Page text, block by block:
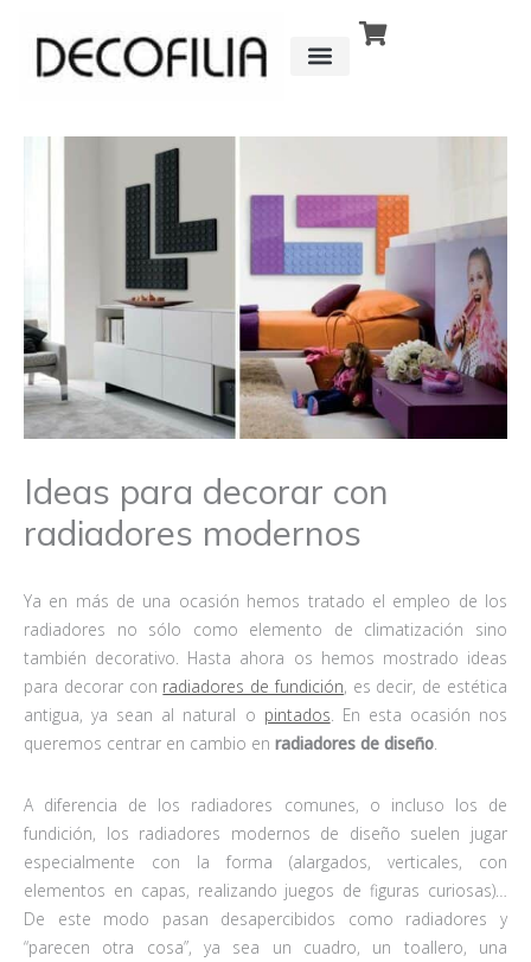
contenido
Ideas para decorar con
radiadores modernos
Ya en más de una ocasión hemos tratado el empleo de los
radiadores no sólo como elemento de climatización sino
también decorativo. Hasta ahora os hemos mostrado ideas
para decorar con radiadores de fundición, es decir, de estética
antigua, ya sean al natural o pintados . En esta ocasión nos
queremos centrar en cambio en radiadores de diseño
A diferencia de los radiadores comunes, o incluso los de
fundición, los radiadores modernos de diseño suelen jugar
especialmente con la forma (alargados, verticales, con
elementos en capas, realizando juegos de figuras curiosas)…
De este modo pasan desapercibidos como radiadores y
“parecen otra cosa”, ya sea un cuadro, un toallero, una